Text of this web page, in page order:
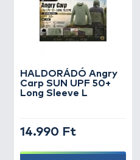
HALDORÁDÓ Angry
Carp SUN UPF 50+
Long Sleeve L
14.990 Ft